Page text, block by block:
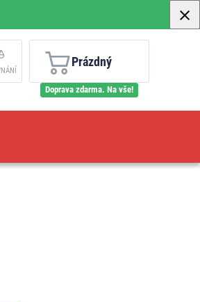
Prázdný
Doprava zdarma. Na vše!